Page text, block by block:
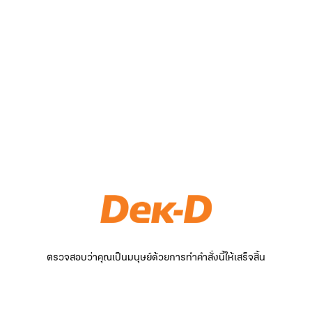
ตรวจสอบว่าคุณเป็นมนุษย์ด้วยการทำคำสั่งนี้ให้เสร็จสิ้น